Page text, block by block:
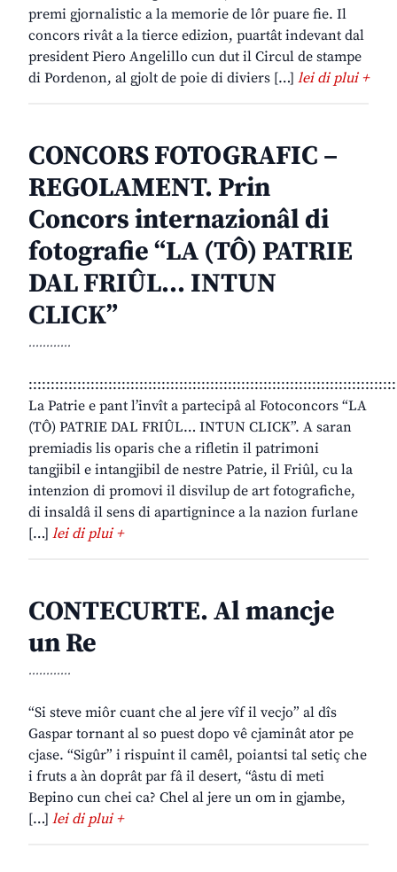
premi gjornalistic a la memorie de lôr puare fie. Il
concors rivât a la tierce edizion, puartât indevant dal
president Piero Angelillo cun dut il Circul de stampe
di Pordenon, al gjolt de poie di diviers […] lei di plui +
CONCORS FOTOGRAFIC –
REGOLAMENT. Prin
Concors internazionâl di
fotografie “LA (TÔ) PATRIE
DAL FRIÛL… INTUN
CLICK”
............
La Patrie e pant l’invît a partecipâ al Fotoconcors “LA
(TÔ) PATRIE DAL FRIÛL… INTUN CLICK”. A saran
premiadis lis oparis che a rifletin il patrimoni
tangjibil e intangjibil de nestre Patrie, il Friûl, cu la
intenzion di promovi il disvilup de art fotografiche,
di insaldâ il sens di apartignince a la nazion furlane
[…] lei di plui +
CONTECURTE. Al mancje
un Re
............
“Si steve miôr cuant che al jere vîf il vecjo” al dîs
Gaspar tornant al so puest dopo vê cjaminât ator pe
cjase. “Sigûr” i rispuint il camêl, poiantsi tal setiç che
i fruts a àn doprât par fâ il desert, “âstu di meti
Bepino cun chei ca? Chel al jere un om in gjambe,
[…] lei di plui +